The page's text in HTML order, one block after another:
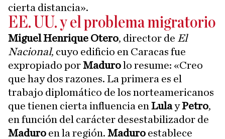
cierta distancia».
EE. UU. y el problema migratorio
Miguel Henrique Otero, director de El
Nacional, cuyo edificio en Caracas fue
expropiado porMadurolo resume: «Creo
que hay dos razones. La primera es el
trabajo diplomático de los norteamericanos
que tienen cierta influencia en LulayPetro,
en función del carácter desestabilizador de
Maduro en la región. Maduro establece